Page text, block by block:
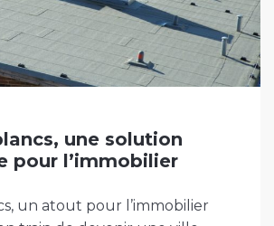
une solution
pour l’immobilier
un atout pour l’immobilier